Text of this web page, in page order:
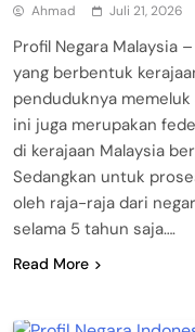
Ahmad Juli 21, 2026
Profil Negara Malaysia
yang berbentuk
penduduknya memeluk
ini juga merupakan
di kerajaan Malaysia
Sedangkan untuk
oleh raja-raja dari
selama 5 tahun saja….
Read More